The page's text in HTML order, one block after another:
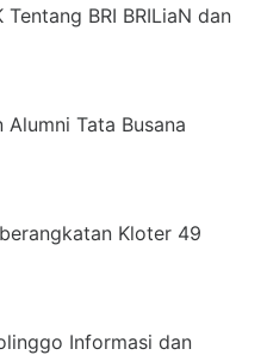
Tentang BRI BRILiaN dan
Alumni Tata Busana
Kloter 49
Informasi dan